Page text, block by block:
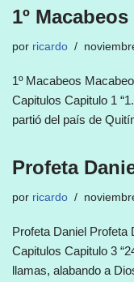
1º Macabeos
por ricardo
1º Macabeos
Capitulos Capitulo 1
partió del país de
Profeta
por ricardo
Profeta Daniel Profeta
Capitulos Capitulo 3
llamas, alabando a